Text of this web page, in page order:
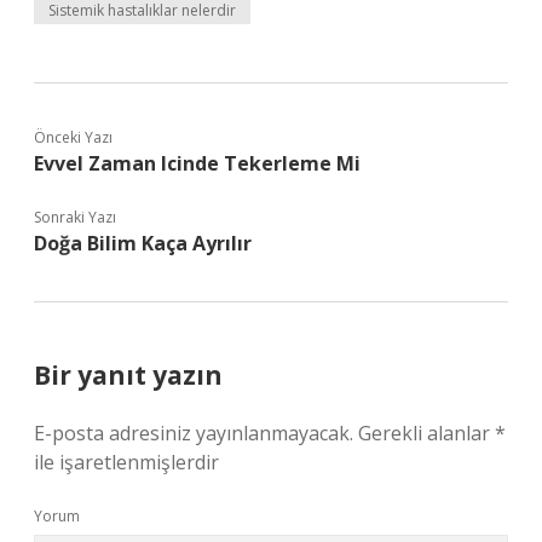
Sistemik hastalıklar nelerdir
Önceki Yazı
Evvel Zaman Icinde Tekerleme Mi
Sonraki Yazı
Doğa Bilim Kaça Ayrılır
Bir yanıt yazın
E-posta adresiniz yayınlanmayacak. Gerekli alanlar*
ile işaretlenmişlerdir
Yorum